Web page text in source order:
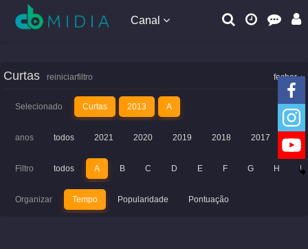
Canal
fechar
Curtas reiniciarfiltro
Selecionado Curtas 2013 A
anos todos 2021 2020 2019 2018 2017
Filtro todos A B C D E F G H I
Organizar Tempo Popularidade Pontuação